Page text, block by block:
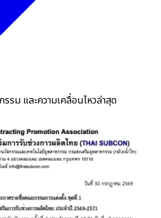
รม และความเคลื่อนไหวล่าสุด